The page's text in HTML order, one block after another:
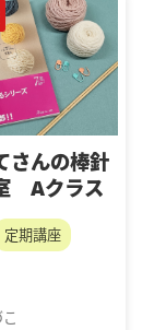
さんの棒針
Aクラス
定期講座